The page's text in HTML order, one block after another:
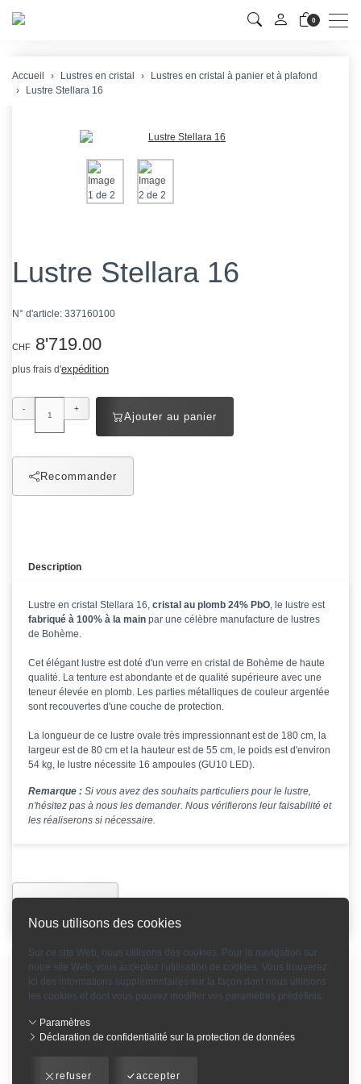
Nous utilisons des cookies
Sur ce site Web, nous utilisons des cookies. Pour la navigation sur
notre site Web, vous acceptez l'utilisation de cookies. Vous trouverez
ici des informations supplémentaires sur la façon dont nous utilisons
les cookies et dont vous pouvez modifier vos paramètres prédéfinis:
Paramètres
Déclaration de confidentialité sur la protection de données
refuser accepter
0
Accueil Lustres en cristal
Lustres en cristal à panier et à plafond
Lustre Stellara 16
Lustre Stellara 16
N° d'article: 337160100
CHF 8'719.00
plus frais d'expédition
- +
Ajouter au panier
Recommander
Description
Lustre en cristal Stellara 16, cristal au plomb 24% PbO, le lustre est
fabriqué à 100% à la main par une célèbre manufacture de lustres
de Bohème.
Cet élégant lustre est doté d'un verre en cristal de Bohème de haute
qualité. La tenture est abondante et de qualité supérieure avec une
teneur élevée en plomb. Les parties métalliques de couleur argentée
sont recouvertes d'une couche de protection.
La longueur de ce lustre ovale très impressionnant est de 180 cm, la
largeur est de 80 cm et la hauteur est de 55 cm, le poids est d'environ
54 kg, le lustre nécessite 16 ampoules (GU10 LED).
Remarque : Si vous avez des souhaits particuliers pour le lustre,
n'hésitez pas à nous les demander. Nous vérifierons leur faisabilité et
les réaliserons si nécessaire.
Copyright © 2015-2026 Bohemian Crystal GmbH
Mention d'impression-Conditions générales-Contact
Modes de paiement
Catalogue produits en cristal-Catalogue lustres en cristal